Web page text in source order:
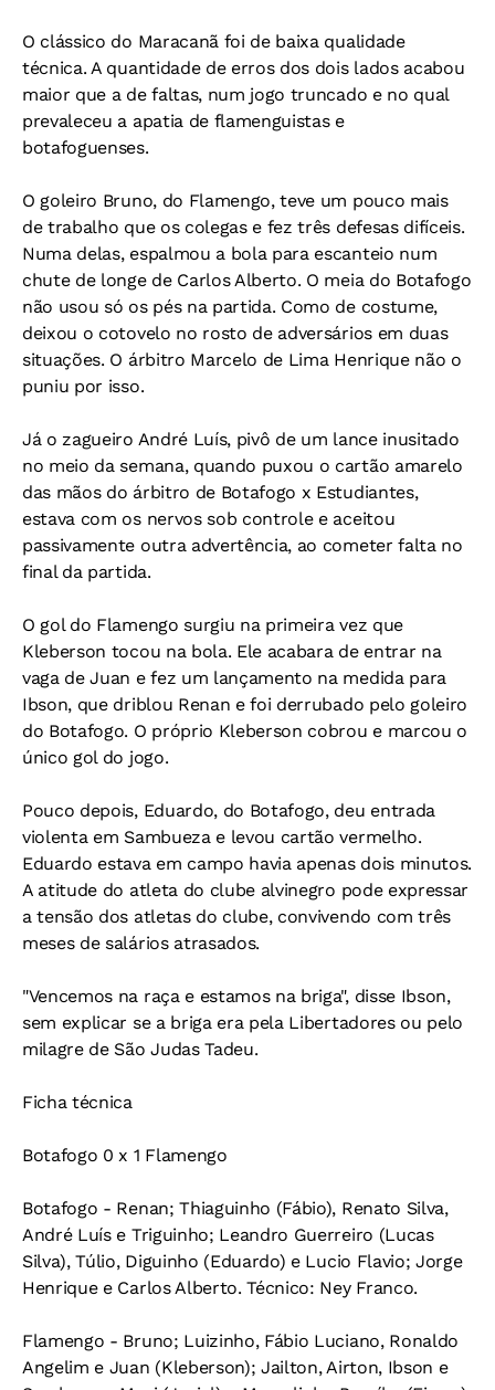
O clássico do Maracanã foi de baixa qualidade
técnica. A quantidade de erros dos dois lados acabou
maior que a de faltas, num jogo truncado e no qual
prevaleceu a apatia de flamenguistas e
botafoguenses.
O goleiro Bruno, do Flamengo, teve um pouco mais
de trabalho que os colegas e fez três defesas difíceis.
Numa delas, espalmou a bola para escanteio num
chute de longe de Carlos Alberto. O meia do Botafogo
não usou só os pés na partida. Como de costume,
deixou o cotovelo no rosto de adversários em duas
situações. O árbitro Marcelo de Lima Henrique não o
puniu por isso.
Já o zagueiro André Luís, pivô de um lance inusitado
no meio da semana, quando puxou o cartão amarelo
das mãos do árbitro de Botafogo x Estudiantes,
estava com os nervos sob controle e aceitou
passivamente outra advertência, ao cometer falta no
final da partida.
O gol do Flamengo surgiu na primeira vez que
Kleberson tocou na bola. Ele acabara de entrar na
vaga de Juan e fez um lançamento na medida para
Ibson, que driblou Renan e foi derrubado pelo goleiro
do Botafogo. O próprio Kleberson cobrou e marcou o
único gol do jogo.
Pouco depois, Eduardo, do Botafogo, deu entrada
violenta em Sambueza e levou cartão vermelho.
Eduardo estava em campo havia apenas dois minutos.
A atitude do atleta do clube alvinegro pode expressar
a tensão dos atletas do clube, convivendo com três
meses de salários atrasados.
"Vencemos na raça e estamos na briga", disse Ibson,
sem explicar se a briga era pela Libertadores ou pelo
milagre de São Judas Tadeu.
Ficha técnica
Botafogo 0 x 1 Flamengo
Botafogo - Renan; Thiaguinho (Fábio), Renato Silva,
André Luís e Triguinho; Leandro Guerreiro (Lucas
Silva), Túlio, Diguinho (Eduardo) e Lucio Flavio; Jorge
Henrique e Carlos Alberto. Técnico: Ney Franco.
Flamengo - Bruno; Luizinho, Fábio Luciano, Ronaldo
Angelim e Juan (Kleberson); Jailton, Airton, Ibson e